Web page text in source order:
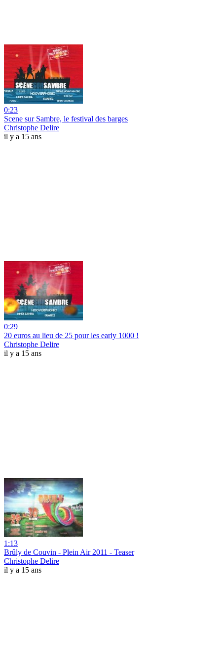
0:23
Scene sur Sambre, le festival des barges
Christophe Delire
il y a 15 ans
0:29
20 euros au lieu de 25 pour les early 1000 !
Christophe Delire
il y a 15 ans
1:13
Brûly de Couvin - Plein Air 2011 - Teaser
Christophe Delire
il y a 15 ans